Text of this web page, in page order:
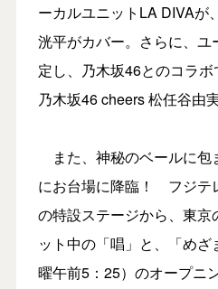
ーカルユニットLA DIVAが
洸平がカバー。さらに、
定し、乃木坂46とのコラ
乃木坂46 cheers 松任谷由
また、神秘のベールに包
にお台場に降臨！ フジテ
の特設ステージから、東京
ット中の「唱」と、「め
曜午前5：25）のオープニ